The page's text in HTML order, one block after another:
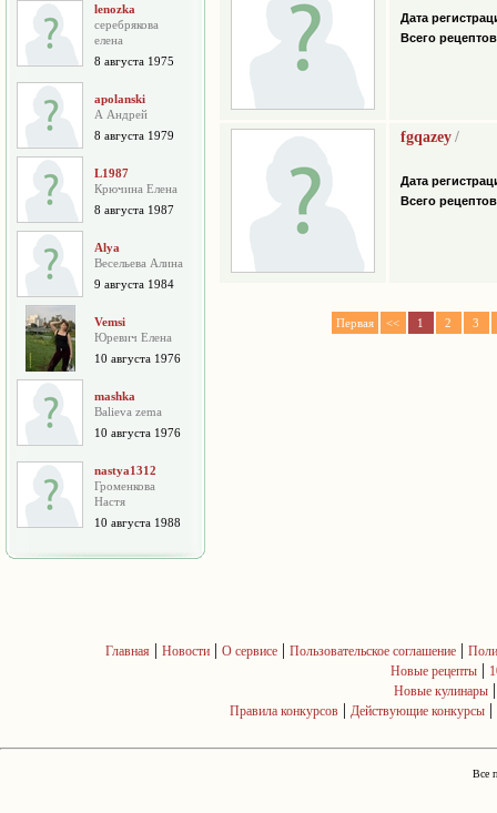
lenozka
серебрякова
елена
8 августа 1975
apolanski
А Андрей
8 августа 1979
L1987
Крючина Елена
8 августа 1987
Alya
Весельева Алина
9 августа 1984
Vemsi
Юревич Елена
10 августа 1976
mashka
Balieva zema
10 августа 1976
nastya1312
Громенкова
Настя
10 августа 1988
Дата
Всего
fgqazey /
Дата
Всего
Первая << 1 2 3
Главная | Новости| О сервисе| Пользовательское соглашение|
Новые рецепты |
Новые кулинары
Правила конкурсов | Действующие конкурсы |
Все